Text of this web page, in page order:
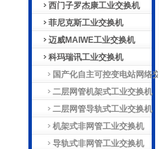
西门子罗杰康工业交换机
菲尼克斯工业交换机
迈威MAIWE工业交换机
科玛瑞讯工业交换机
国产化自主可控变电站网络
机 二层网管机架式工业交换机
二层网管导轨式工业交换机
机架式非网管工业交换机
导轨式非网管工业交换机